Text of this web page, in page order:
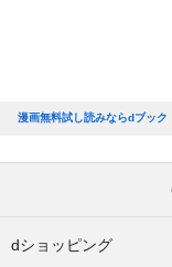
漫画無料試し読みならdブック
dショッピング